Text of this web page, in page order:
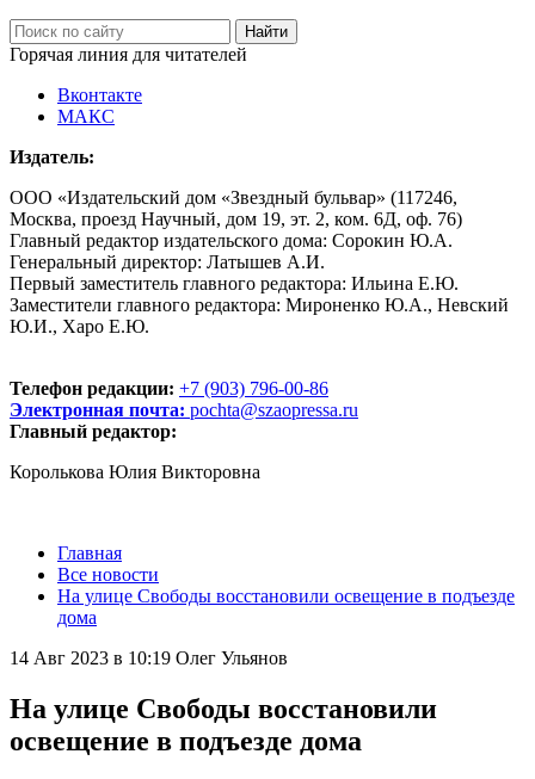
Горячая линия для читателей
Вконтакте
МАКС
Издатель:
ООО «Издательский дом «Звездный бульвар» (117246,
Москва, проезд Научный, дом 19, эт. 2, ком. 6Д, оф. 76)
Главный редактор издательского дома: Сорокин Ю.А.
Генеральный директор: Латышев А.И.
Первый заместитель главного редактора: Ильина Е.Ю.
Заместители главного редактора: Мироненко Ю.А., Невский
Ю.И., Харо Е.Ю.
Телефон редакции: +7 (903) 796-00-86
Электронная почта: pochta@szaopressa.ru
Главный редактор:
Королькова Юлия Викторовна
Главная
Все новости
На улице Свободы восстановили освещение в подъезде
дома
14 Авг 2023 в 10:19 Олег Ульянов
На улице Свободы восстановили
освещение в подъезде дома